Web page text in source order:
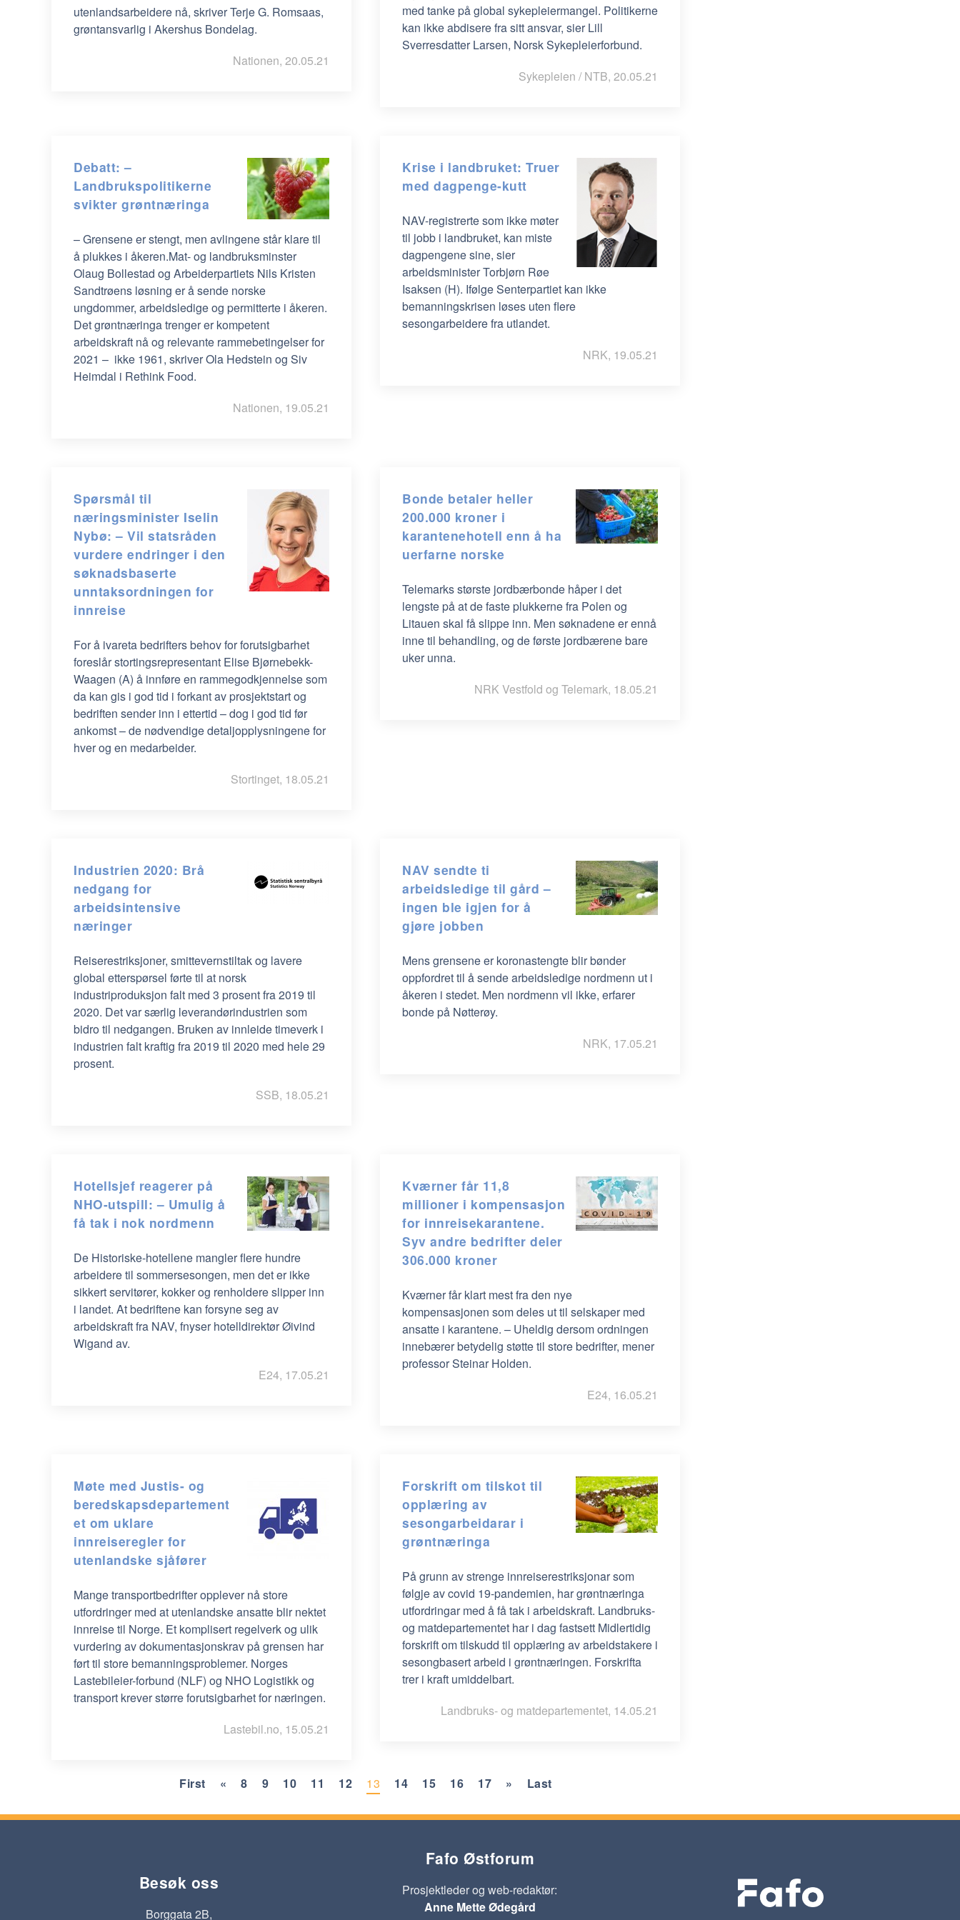
utenlandsarbeidere nå, skriver Terje G. Romsaas,
grøntansvarlig i Akershus Bondelag.
Nationen, 20.05.21
med tanke på global sykepleiermangel. Politikerne
kan ikke abdisere fra sitt ansvar, sier Lill
Sverresdatter Larsen, Norsk Sykepleierforbund.
Sykepleien / NTB, 20.05.21
Debatt: –
Landbrukspolitikerne
svikter grøntnæringa
– Grensene er stengt, men avlingene står klare til
å plukkes i åkeren.Mat- og landbruksminster
Olaug Bollestad og Arbeiderpartiets Nils Kristen
Sandtrøens løsning er å sende norske
ungdommer, arbeidsledige og permitterte i åkeren.
Det grøntnæringa trenger er kompetent
arbeidskraft nå og relevante rammebetingelser for
2021 – ikke 1961, skriver Ola Hedstein og Siv
Heimdal i Rethink Food.
Nationen, 19.05.21
Krise i landbruket: Truer
med dagpenge-kutt
NAV-registrerte som ikke møter
til jobb i landbruket, kan miste
dagpengene sine, sier
arbeidsminister Torbjørn Røe
Isaksen (H). Ifølge Senterpartiet kan ikke
bemanningskrisen løses uten flere
sesongarbeidere fra utlandet.
NRK, 19.05.21
Spørsmål til
næringsminister Iselin
Nybø: – Vil statsråden
vurdere endringer i den
søknadsbaserte
unntaksordningen for
innreise
For å ivareta bedrifters behov for forutsigbarhet
foreslår stortingsrepresentant Elise Bjørnebekk-
Waagen (A) å innføre en rammegodkjennelse som
da kan gis i god tid i forkant av prosjektstart og
bedriften sender inn i ettertid – dog i god tid før
ankomst – de nødvendige detaljopplysningene for
hver og en medarbeider.
Stortinget, 18.05.21
Bonde betaler heller
200.000 kroner i
karantenehotell enn å ha
uerfarne norske
Telemarks største jordbærbonde håper i det
lengste på at de faste plukkerne fra Polen og
Litauen skal få slippe inn. Men søknadene er ennå
inne til behandling, og de første jordbærene bare
uker unna.
NRK Vestfold og Telemark, 18.05.21
Industrien 2020: Brå
nedgang for
arbeidsintensive
næringer
Reiserestriksjoner, smittevernstiltak og lavere
global etterspørsel førte til at norsk
industriproduksjon falt med 3 prosent fra 2019 til
2020. Det var særlig leverandørindustrien som
bidro til nedgangen. Bruken av innleide timeverk i
industrien falt kraftig fra 2019 til 2020 med hele 29
prosent.
SSB, 18.05.21
NAV sendte ti
arbeidsledige til gård –
ingen ble igjen for å
gjøre jobben
Mens grensene er koronastengte blir bønder
oppfordret til å sende arbeidsledige nordmenn ut i
åkeren i stedet. Men nordmenn vil ikke, erfarer
bonde på Nøtterøy.
NRK, 17.05.21
Hotellsjef reagerer på
NHO-utspill: – Umulig å
få tak i nok nordmenn
De Historiske-hotellene mangler flere hundre
arbeidere til sommersesongen, men det er ikke
sikkert servitører, kokker og renholdere slipper inn
i landet. At bedriftene kan forsyne seg av
arbeidskraft fra NAV, fnyser hotelldirektør Øivind
Wigand av.
E24, 17.05.21
Kværner får 11,8
millioner i kompensasjon
for innreisekarantene.
Syv andre bedrifter deler
306.000 kroner
Kværner får klart mest fra den nye
kompensasjonen som deles ut til selskaper med
ansatte i karantene. – Uheldig dersom ordningen
innebærer betydelig støtte til store bedrifter, mener
professor Steinar Holden.
E24, 16.05.21
Møte med Justis- og
beredskapsdepartement
et om uklare
innreiseregler for
utenlandske sjåfører
Mange transportbedrifter opplever nå store
utfordringer med at utenlandske ansatte blir nektet
innreise til Norge. Et komplisert regelverk og ulik
vurdering av dokumentasjonskrav på grensen har
ført til store bemanningsproblemer. Norges
Lastebileier-forbund (NLF) og NHO Logistikk og
transport krever større forutsigbarhet for næringen.
Lastebil.no, 15.05.21
Forskrift om tilskot til
opplæring av
sesongarbeidarar i
grøntnæringa
På grunn av strenge innreiserestriksjonar som
følgje av covid 19-pandemien, har grøntnæringa
utfordringar med å få tak i arbeidskraft. Landbruks-
og matdepartementet har i dag fastsett Midlertidig
forskrift om tilskudd til opplæring av arbeidstakere i
sesongbasert arbeid i grøntnæringen. Forskrifta
trer i kraft umiddelbart.
Landbruks- og matdepartementet, 14.05.21
First « 8 9 10 11 12 13 14 15 16 17 » Last
Besøk oss
Borggata 2B,
Fafo Østforum
Prosjektleder og web-redaktør:
Anne Mette Ødegård